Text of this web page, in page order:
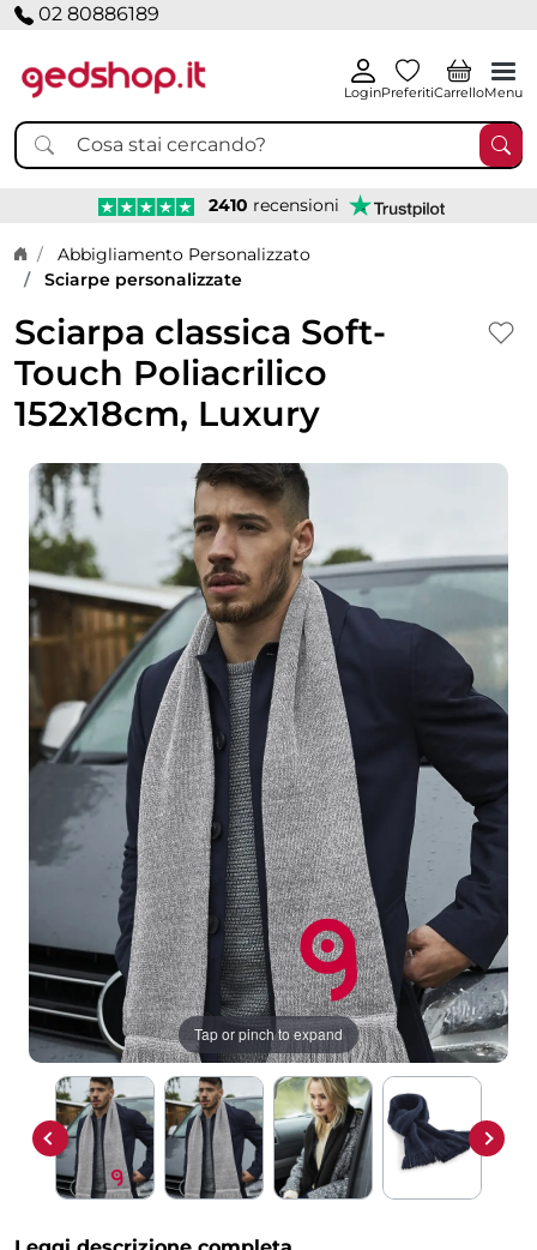
02 80886189
LoginPreferitiCarrelloMenu
2410 recensioni
Home page
Abbigliamento Personalizzato
Sciarpe personalizzate
Sciarpa classica Soft-
Touch Poliacrilico
152x18cm, Luxury
Tap or pinch to expand